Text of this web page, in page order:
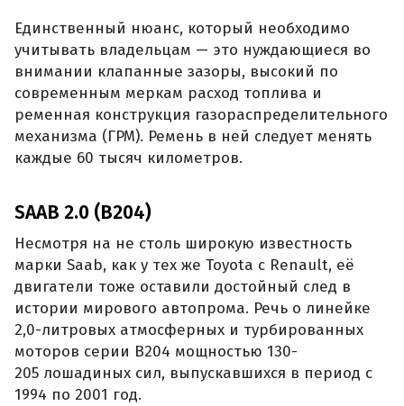
Единственный нюанс, который необходимо
учитывать владельцам — это нуждающиеся во
внимании клапанные зазоры, высокий по
современным меркам расход топлива и
ременная конструкция газораспределительного
механизма (ГРМ). Ремень в ней следует менять
каждые 60 тысяч километров.
SAAB 2.0 (B204)
Несмотря на не столь широкую известность
марки Saab, как у тех же Toyota с Renault, её
двигатели тоже оставили достойный след в
истории мирового автопрома. Речь о линейке
2,0-литровых атмосферных и турбированных
моторов серии B204 мощностью 130-
205 лошадиных сил, выпускавшихся в период с
1994 по 2001 год.